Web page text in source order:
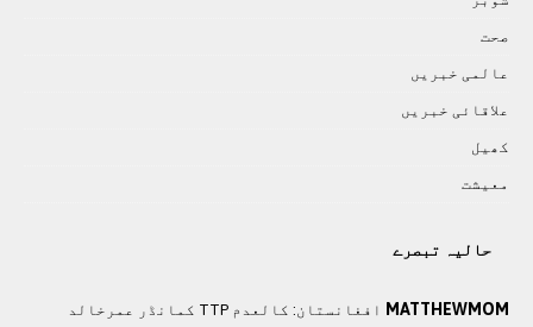
صحت
عالمی خبريں
علاقائی خبريں
کھيل
معيشت
حالیہ تبصرے
MATTHEWMOM
افغانستان: کالعدم TTP کمانڈر عمرخالد